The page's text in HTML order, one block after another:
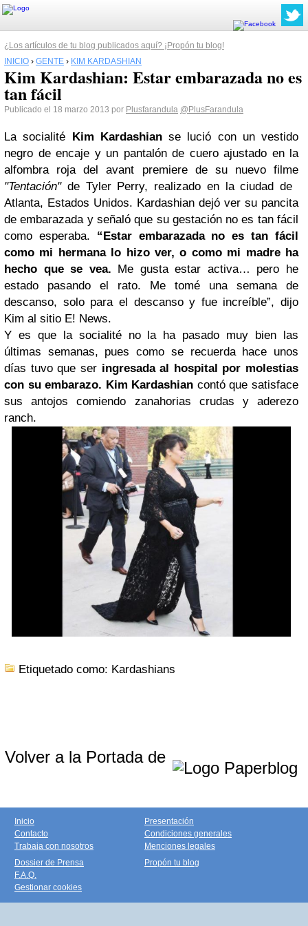
¿Los artículos de tu blog publicados aquí? ¡Propón tu blog!
INICIO › GENTE › KIM KARDASHIAN
Kim Kardashian: Estar embarazada no es
tan fácil
Publicado el 18 marzo 2013 por Plusfarandula @PlusFarandula
La socialité Kim Kardashianse lució con un vestido
negro de encaje y un pantalón de cuero ajustado en la
alfombra roja del avant premiere de su nuevo filme
"Tentación" de Tyler Perry, realizado en la ciudad de
Atlanta, Estados Unidos. Kardashian dejó ver su pancita
de embarazada y señaló que su gestación no es tan fácil
como esperaba.
“Estar embarazada no es tan fácil
como mi hermana lo hizo ver, o como mi madre ha
hecho que se vea. Me gusta estar activa… pero he
estado pasando el rato. Me tomé una semana de
descanso, solo para el descanso y fue increíble”, dijo
Kim al sitio E! News.
Y es que la socialité no la ha pasado muy bien las
últimas semanas, pues como se recuerda hace unos
días tuvo que ser ingresada al hospital por molestias
con su embarazo. Kim Kardashian contó que satisface
sus antojos comiendo zanahorias crudas y aderezo
ranch.
Etiquetado como: Kardashians
Volver a la Portada de
Inicio
Contacto
Trabaja con nosotros
Presentación
Condiciones generales
Menciones legales
Dossier de Prensa
F.A.Q.
Gestionar cookies
Propón tu blog